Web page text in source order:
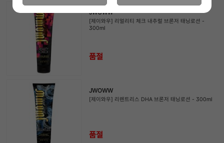
JWOWW
[제이와우] 리얼리티 체크 내추럴 브론저 태닝로션 -
300ml
품절
JWOWW
[제이와우] 리렌트리스 DHA 브론저 태닝로션 - 300ml
품절